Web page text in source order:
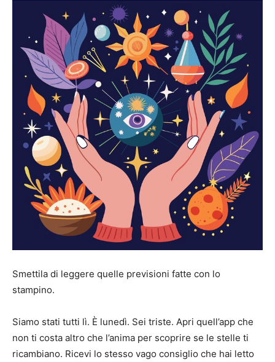
Smettila di leggere quelle previsioni fatte con lo
stampino.
Siamo stati tutti lì. È lunedì. Sei triste. Apri quell’app che
non ti costa altro che l’anima per scoprire se le stelle ti
ricambiano. Ricevi lo stesso vago consiglio che hai letto